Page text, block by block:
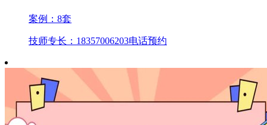
案例： 8套
技师专长：18357006203电话预约